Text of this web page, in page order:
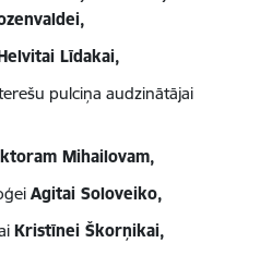
Līdakai,
pulciņa audzinātājai
Mihailovam,
Agitai Soloveiko,
Kristīnei Škorņikai,